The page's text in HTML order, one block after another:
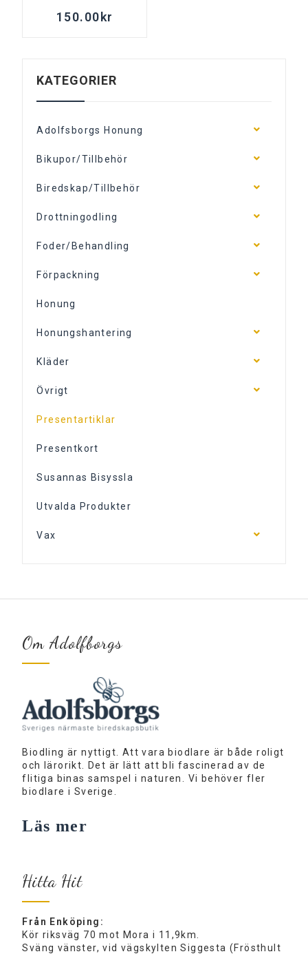
150.00 kr
KATEGORIER
Adolfsborgs Honung
Bikupor/Tillbehör
Biredskap/Tillbehör
Drottningodling
Foder/Behandling
Förpackning
Honung
Honungshantering
Kläder
Övrigt
Presentartiklar
Presentkort
Susannas Bisyssla
Utvalda Produkter
Vax
Om Adolfborgs
Biodling är nyttigt. Att vara biodlare är både roligt
och lärorikt. Det är lätt att bli fascinerad av de
flitiga binas samspel i naturen. Vi behöver fler
biodlare i Sverige.
Läs mer
Hitta Hit
Från Enköping:
Kör riksväg 70 mot Mora i 11,9km.
Sväng vänster, vid vägskylten Siggesta (Frösthult